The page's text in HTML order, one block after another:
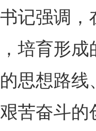
强调，
培育形
思想路
苦奋斗